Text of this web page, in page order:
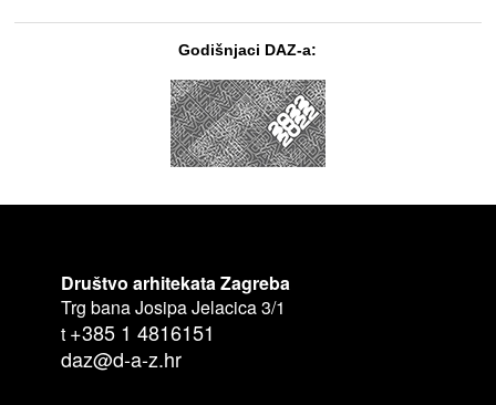
Godišnjaci DAZ-a:
Društvo arhitekata Zagreba
Trg bana Josipa Jelacica 3/1
t +385 1 4816151
daz@d-a-z.hr